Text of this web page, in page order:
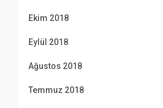
Ekim 2018
Eylül 2018
Ağustos 2018
Temmuz 2018